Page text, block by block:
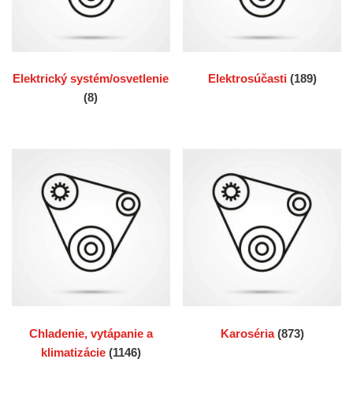
Elektrický systém/osvetlenie
(8)
Elektrosúčasti (189)
Chladenie, vytápanie a
klimatizácie (1146)
Karoséria(873)